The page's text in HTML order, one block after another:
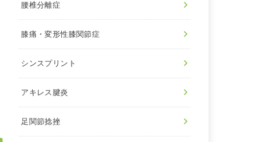
腰椎分離症
膝痛・変形性膝関節症
シンスプリント
アキレス腱炎
足関節捻挫